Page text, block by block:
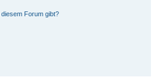
Forum gibt?